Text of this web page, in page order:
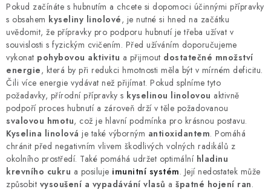
Pokud začínáte s hubnutím a chcete si dopomoci účinnými přípravky
s obsahem kyseliny linolové, je nutné si hned na začátku
uvědomit, že přípravky pro podporu hubnutí je třeba užívat v
souvislosti s fyzickým cvičením. Před užíváním doporučujeme
vykonat pohybovou aktivitu a přijmout dostatečné množství
energie, která by při redukci hmotnosti měla být v mírném deficitu.
Čili více energie vydávat než přijímat. Pokud splníme tyto
požadavky, přírodní přípravky s kyselinou linolovou aktivně
podpoří proces hubnutí a zároveň drží v těle požadovanou
svalovou hmotu, což je hlavní podmínka pro krásnou postavu.
Kyselina linolová je také výborným antioxidantem. Pomáhá
chránit před negativním vlivem škodlivých volných radikálů z
okolního prostředí. Také pomáhá udržet optimální hladinu
krevního cukru a posiluje imunitní systém. Její nedostatek může
způsobit vysoušení a vypadávání vlasů a špatné hojení ran.